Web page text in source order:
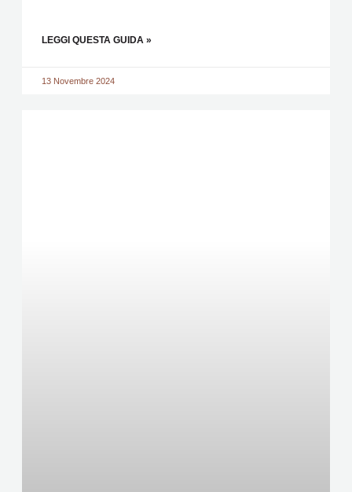
LEGGI QUESTA GUIDA »
13 Novembre 2024